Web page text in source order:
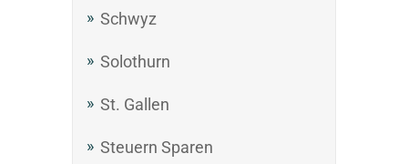
Schwyz
Solothurn
St. Gallen
Steuern Sparen